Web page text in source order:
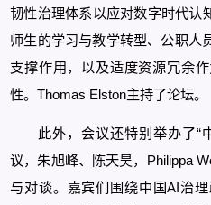
韧性治理体系以应对数字时代认
师生的学习与教学转型、公职人
支撑作用，以及适度资源冗余
性。Thomas Elston主持了论坛。
此外，会议还特别举办了“
议，朱旭峰、陈天昊，Philippa
与对谈。嘉宾们围绕中国AI治